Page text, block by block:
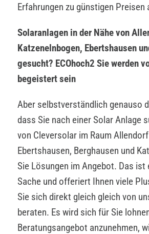
Erfahrungen zu günstigen Preisen
Solaranlagen in der Nähe von
Katzenelnbogen, Ebertshausen
gesucht? ECOhoch2 Sie werden
begeistert sein
Aber selbstverständlich genauso
dass Sie nach einer Solar Anlage
von Cleversolar im Raum
Ebertshausen, Berghausen und
Sie Lösungen im Angebot. Das ist
Sache und offeriert Ihnen viele
Sie sich direkt gleich gleich von
beraten. Es wird sich für Sie
Beratungsangebot anzunehmen,